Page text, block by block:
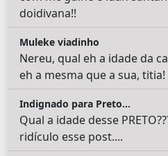
doidivana!!
Muleke viadinho
Nereu, qual eh a idade da
eh a mesma que a sua, titia!
Indignado para Preto...
Qual a idade desse
ridículo esse post....